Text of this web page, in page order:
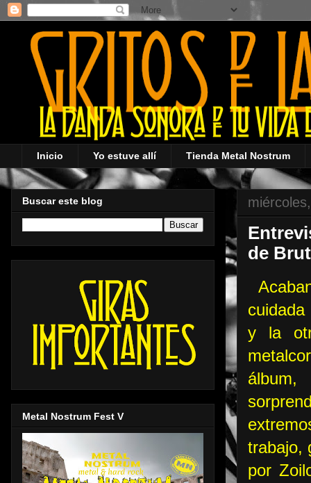
Inicio Yo estuve allí Tienda Metal Nostrum
de
cuidada
y la
trabajo,
por
Buscar este blog
Metal Nostrum Fest V